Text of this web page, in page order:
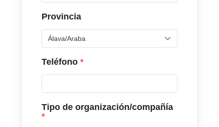
Provincia
Teléfono *
Tipo de organización/compañía
*